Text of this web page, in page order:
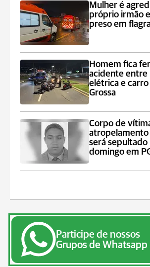
Mulher é
próprio irmão
preso em
Homem fica
acidente entre
elétrica e
Grossa
Corpo de
atropelamento
será sepultado
domingo em
Participe de nossos
Grupos de Whatsapp